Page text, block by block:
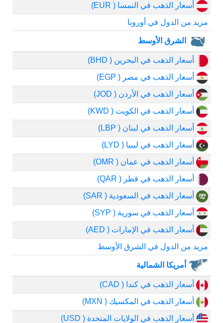
أسعار الذهب في النمسا ( EUR)
مزيد من الدول في أوروبا
الشرق الأوسط
أسعار الذهب في البحرين ( BHD)
أسعار الذهب في مصر ( EGP)
أسعار الذهب في الأردن ( JOD)
أسعار الذهب في الكويت ( KWD)
أسعار الذهب في لبنان ( LBP)
أسعار الذهب في ليبيا ( LYD)
أسعار الذهب في عمان ( OMR)
أسعار الذهب في قطر ( QAR)
أسعار الذهب في السعودية ( SAR)
أسعار الذهب في سورية ( SYP)
أسعار الذهب في الإمارات ( AED)
مزيد من الدول في الشرق الأوسط
أمريكا الشمالية
أسعار الذهب في كندا ( CAD)
أسعار الذهب في المكسيك ( MXN)
أسعار الذهب في الولايات المتحدة ( USD)